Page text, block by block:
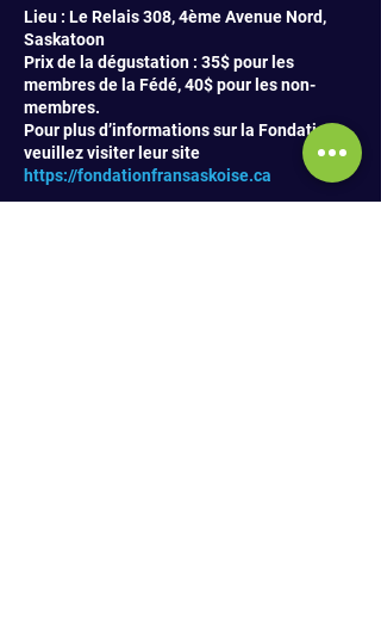
Lieu : Le Relais 308, 4ème Avenue Nord,
Saskatoon
Prix de la dégustation : 35$ pour les
membres de la Fédé, 40$ pour les non-
membres.
Pour plus d’informations sur la Fondation,
veuillez visiter leur site
https://fondationfransaskoise.ca